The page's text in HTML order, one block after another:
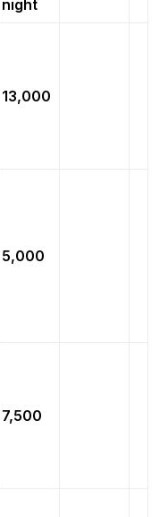
night
13,000
5,000
7,500